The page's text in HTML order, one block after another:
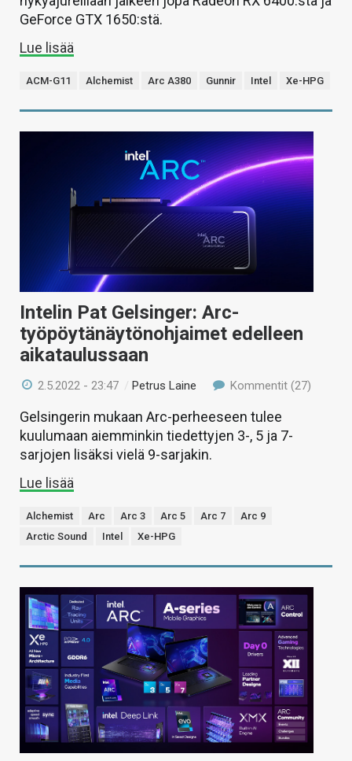
GeForce GTX 1650:stä.
Lue lisää
ACM-G11 Alchemist Arc A380 Gunnir Intel Xe-HPG
Intelin Pat Gelsinger: Arc-
työpöytänäytönohjaimet edelleen
aikataulussaan
2.5.2022 - 23:47 / Petrus Laine Kommentit (27)
Gelsingerin mukaan Arc-perheeseen tulee
kuulumaan aiemminkin tiedettyjen 3-, 5 ja 7-
sarjojen lisäksi vielä 9-sarjakin.
Lue lisää
Alchemist Arc Arc 3 Arc 5 Arc 7
Arc 9
Arctic Sound
Intel Xe-HPG